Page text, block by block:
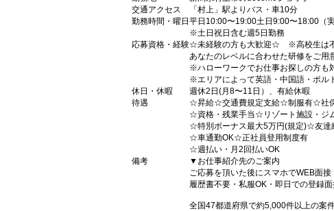
交通アクセス
「村上」駅よりバス・車10分
勤務時間・曜日 平日10:00〜19:00土日9:00〜18:00（
※土日祝日含む週5日勤務
応募資格・経験☆未経験の方も大歓迎☆ ※高校生は
あなたのレベルに合わせた研修をご用
※ハローワークでお仕事お探しの方も
※エリアによって英語・中国語・ポル
休日・休暇
週休2日(月8〜11日）、有給休暇
待遇
☆昇給☆交通費規定支給☆制服有☆社
☆資格・残業手当☆リゾート施設・ジ
☆特別ボーナス最大5万円(規定)☆友達
☆車通勤OK☆正社員登用制度有
☆週払い・月2回払いOK
備考
▼お仕事紹介先のご案内
ご応募を頂いた後にスマホでWEB面接
履歴書不要・私服OK・即日での登録
全国47都道府県で約5,000件以上の案